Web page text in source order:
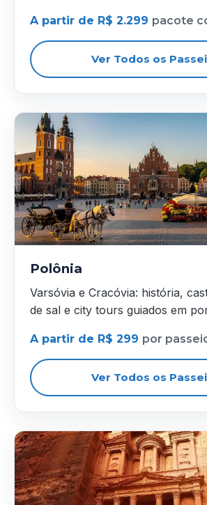
A partir de R$ 2.299 pacote
Ver Todos os
Polônia
Varsóvia e Cracóvia: história,
de sal e city tours guiados em
A partir de R$ 299 por
Ver Todos os